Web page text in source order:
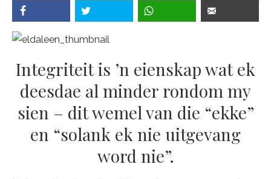
Integriteit is ’n eienskap wat ek
deesdae al minder rondom my
sien – dit wemel van die “ekke”
en “solank ek nie uitgevang
word nie”.